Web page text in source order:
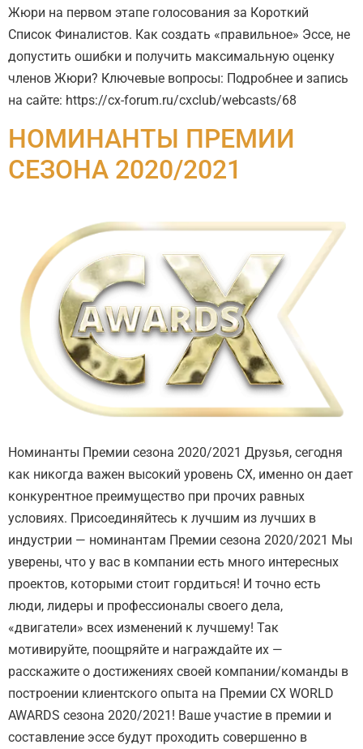
Жюри на первом этапе голосования за Короткий
Список Финалистов. Как создать «правильное» Эссе, не
допустить ошибки и получить максимальную оценку
членов Жюри? Ключевые вопросы: Подробнее и запись
на сайте: https://cx-forum.ru/cxclub/webcasts/68
НОМИНАНТЫ ПРЕМИИ
СЕЗОНА 2020/2021
Номинанты Премии сезона 2020/2021 Друзья, сегодня
как никогда важен выcoкий уpoвень CX, именно он дает
конкурентное преимущество при прочих равных
условиях. Присоединяйтесь к лучшим из лучших в
индустрии — номинантам Премии сезона 2020/2021 Мы
уверены, что у вас в компании есть много интересных
проектов, которыми стоит гордиться! И точно есть
люди, лидеры и профессионалы своего дела,
«двигатели» всех изменений к лучшему! Так
мотивируйте, поощряйте и награждайте их —
расскажите о достижениях своей компании/команды в
построении клиентского опыта на Премии CX WORLD
AWARDS сезона 2020/2021! Ваше участие в премии и
составление эссе будут проходить совершенно в